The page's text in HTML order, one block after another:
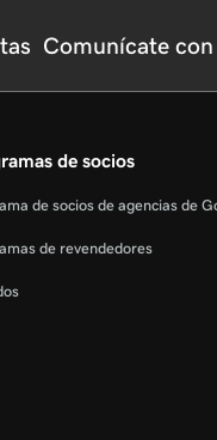
Comunícate
de socios
de socios de agencias de
de revendedores